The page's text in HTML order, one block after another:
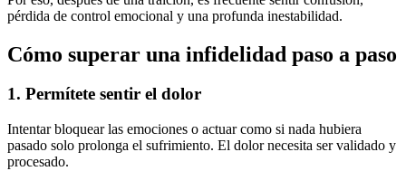
pérdida de control emocional y una profunda inestabilidad.
Cómo superar una infidelidad paso a paso
1. Permítete sentir el dolor
Intentar bloquear las emociones o actuar como si nada hubiera
pasado solo prolonga el sufrimiento. El dolor necesita ser validado y
procesado.